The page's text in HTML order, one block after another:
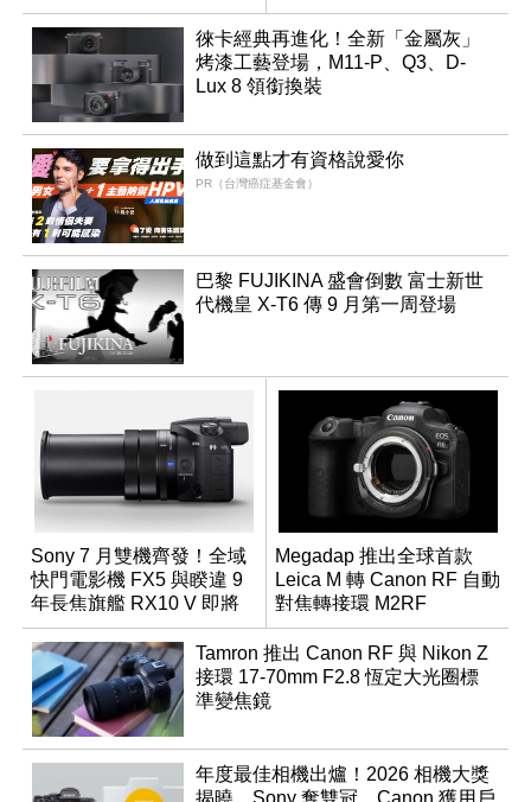
同步亮相
徠卡經典再進化！全新「金屬灰」
烤漆工藝登場，M11-P、Q3、D-
Lux 8 領銜換裝
做到這點才有資格說愛你
PR（台灣癌症基金會）
巴黎 FUJIKINA 盛會倒數 富士新世
代機皇 X-T6 傳 9 月第一周登場
Sony 7 月雙機齊發！全域
快門電影機 FX5 與睽違 9
年長焦旗艦 RX10 V 即將
登場
Megadap 推出全球首款
Leica M 轉 Canon RF 自動
對焦轉接環 M2RF
Tamron 推出 Canon RF 與 Nikon Z
接環 17-70mm F2.8 恆定大光圈標
準變焦鏡
年度最佳相機出爐！2026 相機大獎
揭曉，Sony 奪雙冠、Canon 獲用戶